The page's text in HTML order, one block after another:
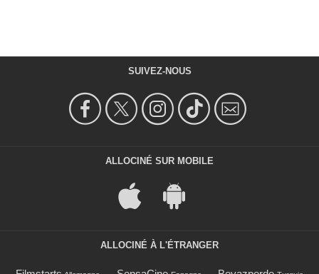
SUIVEZ-NOUS
ALLOCINÉ SUR MOBILE
ALLOCINÉ À L'ÉTRANGER